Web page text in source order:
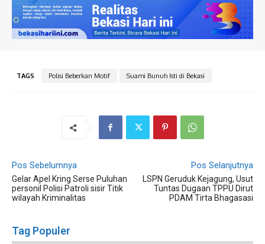
TAGS Polisi Beberkan Motif Suami Bunuh Isti di Bekasi
Pos Sebelumnya
Gelar Apel Kring Serse Puluhan
personil Polisi Patroli sisir Titik
wilayah Kriminalitas
Pos Selanjutnya
LSPN Geruduk Kejagung, Usut
Tuntas Dugaan TPPU Dirut
PDAM Tirta Bhagasasi
Tag Populer